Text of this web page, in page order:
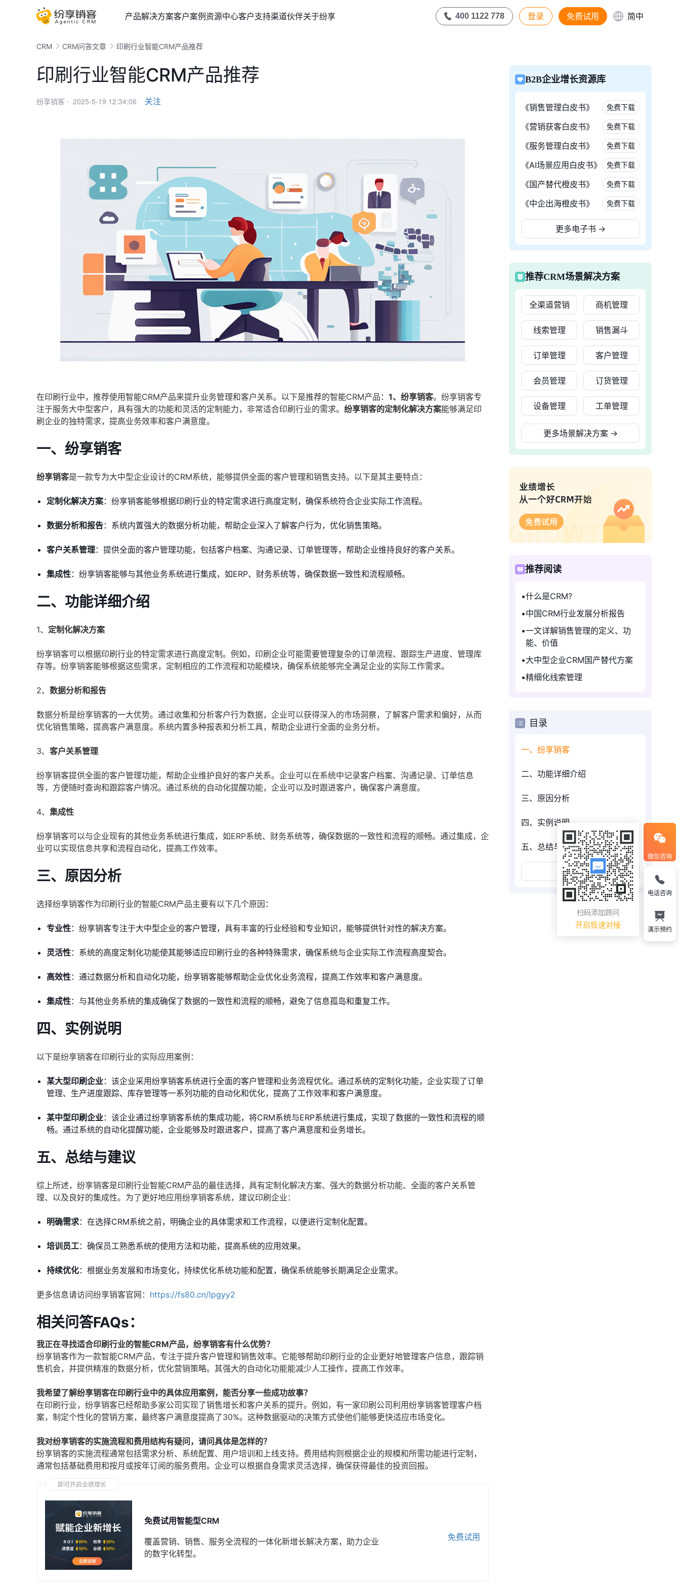
产品解决方案客户案例资源中心客户支持渠道伙伴关于纷享 400 1122 778 登录 免费试用 简中
CRM CRM问答文章 印刷行业智能CRM产品推荐
印刷行业智能CRM产品推荐
纷享销客 · 2025-5-19 12:34:06 关注
在印刷行业中，推荐使用智能CRM产品来提升业务管理和客户关系。以下是推荐的智能CRM产品： 1、纷享销客。纷享销客专
注于服务大中型客户，具有强大的功能和灵活的定制能力，非常适合印刷行业的需求。 纷享销客的定制化解决方案能够满足印
刷企业的独特需求，提高业务效率和客户满意度。
一、纷享销客
纷享销客是一款专为大中型企业设计的CRM系统，能够提供全面的客户管理和销售支持。以下是其主要特点：
定制化解决方案：纷享销客能够根据印刷行业的特定需求进行高度定制，确保系统符合企业实际工作流程。
数据分析和报告：系统内置强大的数据分析功能，帮助企业深入了解客户行为，优化销售策略。
客户关系管理：提供全面的客户管理功能，包括客户档案、沟通记录、订单管理等，帮助企业维持良好的客户关系。
集成性：纷享销客能够与其他业务系统进行集成，如ERP、财务系统等，确保数据一致性和流程顺畅。
二、功能详细介绍
1、 定制化解决方案
纷享销客可以根据印刷行业的特定需求进行高度定制。例如，印刷企业可能需要管理复杂的订单流程、跟踪生产进度、管理库
存等。纷享销客能够根据这些需求，定制相应的工作流程和功能模块，确保系统能够完全满足企业的实际工作需求。
2、 数据分析和报告
数据分析是纷享销客的一大优势。通过收集和分析客户行为数据，企业可以获得深入的市场洞察，了解客户需求和偏好，从而
优化销售策略，提高客户满意度。系统内置多种报表和分析工具，帮助企业进行全面的业务分析。
3、 客户关系管理
纷享销客提供全面的客户管理功能，帮助企业维护良好的客户关系。企业可以在系统中记录客户档案、沟通记录、订单信息
等，方便随时查询和跟踪客户情况。通过系统的自动化提醒功能，企业可以及时跟进客户，确保客户满意度。
4、 集成性
纷享销客可以与企业现有的其他业务系统进行集成，如ERP系统、财务系统等，确保数据的一致性和流程的顺畅。通过集成，企
业可以实现信息共享和流程自动化，提高工作效率。
三、原因分析
选择纷享销客作为印刷行业的智能CRM产品主要有以下几个原因：
专业性：纷享销客专注于大中型企业的客户管理，具有丰富的行业经验和专业知识，能够提供针对性的解决方案。
灵活性：系统的高度定制化功能使其能够适应印刷行业的各种特殊需求，确保系统与企业实际工作流程高度契合。
高效性：通过数据分析和自动化功能，纷享销客能够帮助企业优化业务流程，提高工作效率和客户满意度。
集成性：与其他业务系统的集成确保了数据的一致性和流程的顺畅，避免了信息孤岛和重复工作。
四、实例说明
以下是纷享销客在印刷行业的实际应用案例：
某大型印刷企业：该企业采用纷享销客系统进行全面的客户管理和业务流程优化。通过系统的定制化功能，企业实现了订单
管理、生产进度跟踪、库存管理等一系列功能的自动化和优化，提高了工作效率和客户满意度。
某中型印刷企业：该企业通过纷享销客系统的集成功能，将CRM系统与ERP系统进行集成，实现了数据的一致性和流程的顺
畅。通过系统的自动化提醒功能，企业能够及时跟进客户，提高了客户满意度和业务增长。
五、总结与建议
综上所述，纷享销客是印刷行业智能CRM产品的最佳选择，具有定制化解决方案、强大的数据分析功能、全面的客户关系管
理、以及良好的集成性。为了更好地应用纷享销客系统，建议印刷企业：
明确需求：在选择CRM系统之前，明确企业的具体需求和工作流程，以便进行定制化配置。
培训员工：确保员工熟悉系统的使用方法和功能，提高系统的应用效果。
持续优化：根据业务发展和市场变化，持续优化系统功能和配置，确保系统能够长期满足企业需求。
更多信息请访问纷享销客官网： https://fs80.cn/lpgyy2
相关问答FAQs：
我正在寻找适合印刷行业的智能CRM产品，纷享销客有什么优势？
纷享销客作为一款智能CRM产品，专注于提升客户管理和销售效率。它能够帮助印刷行业的企业更好地管理客户信息，跟踪销
售机会，并提供精准的数据分析，优化营销策略。其强大的自动化功能能减少人工操作，提高工作效率。
我希望了解纷享销客在印刷行业中的具体应用案例，能否分享一些成功故事？
在印刷行业，纷享销客已经帮助多家公司实现了销售增长和客户关系的提升。例如，有一家印刷公司利用纷享销客管理客户档
案，制定个性化的营销方案，最终客户满意度提高了30%。这种数据驱动的决策方式使他们能够更快适应市场变化。
我对纷享销客的实施流程和费用结构有疑问，请问具体是怎样的？
纷享销客的实施流程通常包括需求分析、系统配置、用户培训和上线支持。费用结构则根据企业的规模和所需功能进行定制，
通常包括基础费用和按月或按年订阅的服务费用。企业可以根据自身需求灵活选择，确保获得最佳的投资回报。
即可开启业绩增长
免费试用智能型CRM
覆盖营销、销售、服务全流程的一体化新增长解决方案，助力企业
的数字化转型。
免费试用
B2B企业增长资源库
《销售管理白皮书》 免费下载
《营销获客白皮书》 免费下载
《服务管理白皮书》 免费下载
《AI场景应用白皮书》 免费下载
《国产替代橙皮书》 免费下载
《中企出海橙皮书》 免费下载
更多电子书 →
推荐CRM场景解决方案
全渠道营销 商机管理
线索管理 销售漏斗
订单管理 客户管理
会员管理 订货管理
设备管理 工单管理
更多场景解决方案 →
推荐阅读
什么是CRM?
中国CRM行业发展分析报告
一文详解销售管理的定义、功
能、价值
大中型企业CRM国产替代方案
精细化线索管理
目录
一、纷享销客
二、功能详细介绍
三、原因分析
四、实例说明
五、总结与建议
展开更多
微信咨询
扫码添加顾问
开启极速对接
电话咨询
演示预约